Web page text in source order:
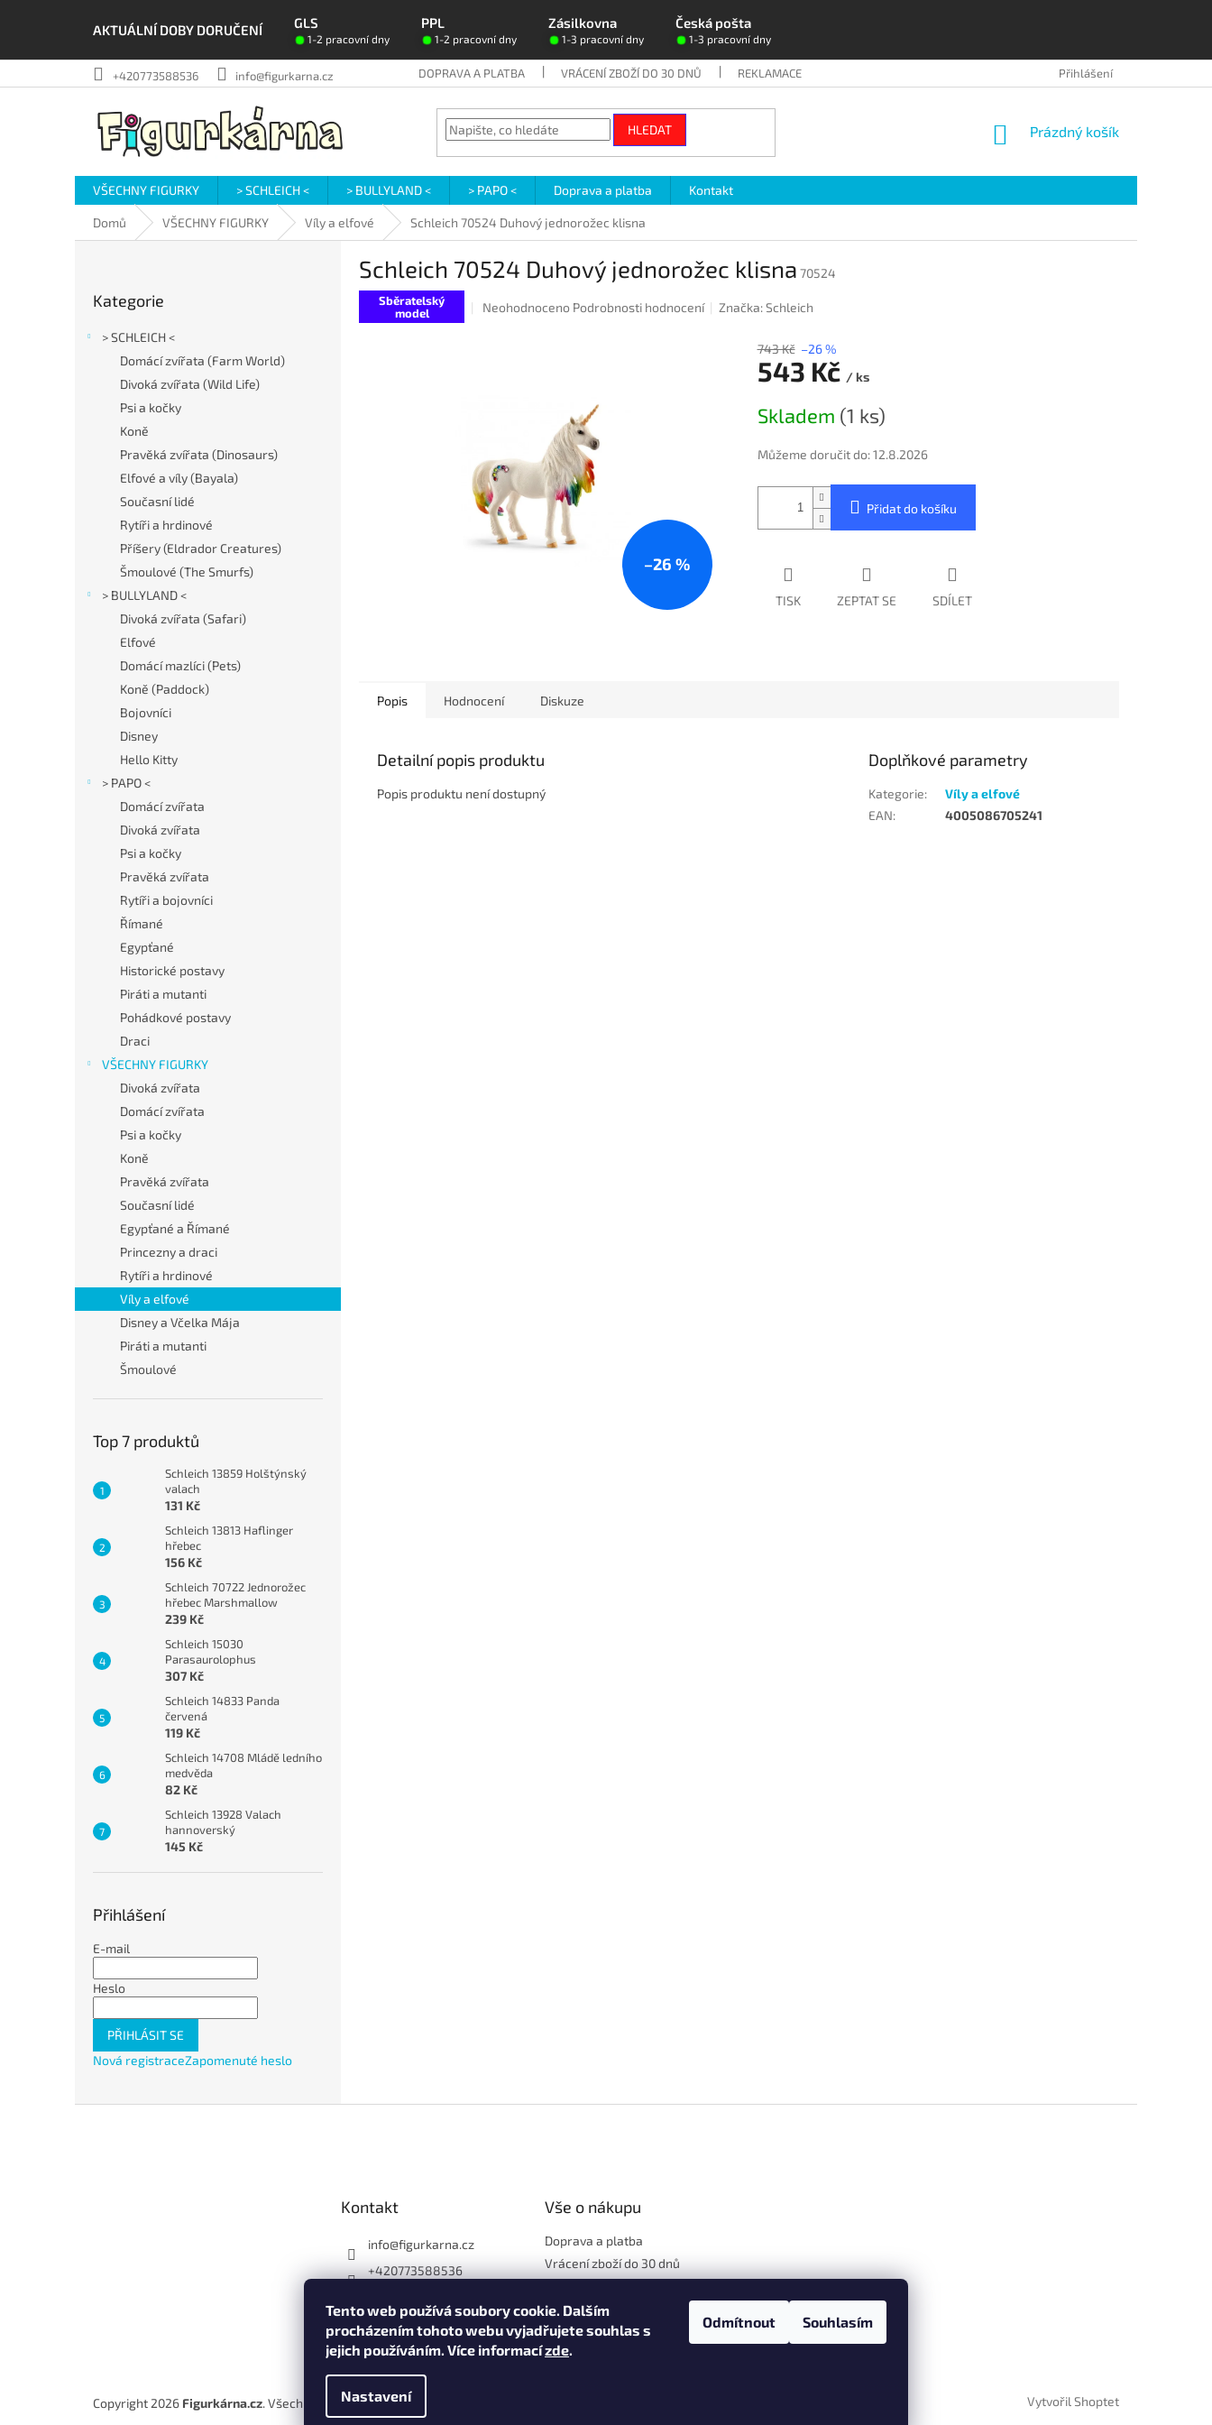
Tento web používá soubory cookie. Dalším
procházením tohoto webu vyjadřujete souhlas s
jejich používáním. Více informacízde.
Nastavení
Odmítnout Souhlasím
AKTUÁLNÍ DOBY DORUČENÍ GLS PPL Zásilkovna Česká pošta
1-2 pracovní dny 1-2 pracovní dny 1-3 pracovní dny 1-3 pracovní dny
+420773588536 info@figurkarna.cz DOPRAVA A PLATBA VRÁCENÍ ZBOŽÍ DO 30 DNŮ REKLAMACE OCHRANA OSOBNÍCH ÚDAJŮ
Přihlášení
HLEDAT
NÁKUPNÍ
Prázdný košík
VŠECHNY FIGURKY > SCHLEICH < > BULLYLAND < > PAPO < Doprava a platba Kontakt
Domů VŠECHNY FIGURKY Víly a elfové Schleich 70524 Duhový jednorožec klisna
kategorie
Kategorie
> SCHLEICH <
Domácí zvířata (Farm World)
Divoká zvířata (Wild Life)
Psi a kočky
Koně
Pravěká zvířata (Dinosaurs)
Elfové a víly (Bayala)
Současní lidé
Rytíři a hrdinové
Příšery (Eldrador Creatures)
Šmoulové (The Smurfs)
> BULLYLAND <
Divoká zvířata (Safari)
Elfové
Domácí mazlíci (Pets)
Koně (Paddock)
Bojovníci
Disney
Hello Kitty
> PAPO <
Domácí zvířata
Divoká zvířata
Psi a kočky
Pravěká zvířata
Rytíři a bojovníci
Římané
Egypťané
Historické postavy
Piráti a mutanti
Pohádkové postavy
Draci
VŠECHNY FIGURKY
Divoká zvířata
Domácí zvířata
Psi a kočky
Koně
Pravěká zvířata
Současní lidé
Egypťané a Římané
Princezny a draci
Rytíři a hrdinové
Víly a elfové
Disney a Včelka Mája
Piráti a mutanti
Šmoulové
Top 7 produktů
Schleich 13859 Holštýnský
valach
131 Kč
Schleich 13813 Haflinger
hřebec
156 Kč
Schleich 70722 Jednorožec
hřebec Marshmallow
239 Kč
Schleich 15030
Parasaurolophus
307 Kč
Schleich 14833 Panda
červená
119 Kč
Schleich 14708 Mládě ledního
medvěda
82 Kč
Schleich 13928 Valach
hannoverský
145 Kč
Přihlášení
E-mail
Heslo
PŘIHLÁSIT SE
Nová registraceZapomenuté heslo
Schleich 70524 Duhový jednorožec klisna 70524
Sběratelský
model
Průměrné
Neohodnoceno Podrobnosti hodnocení Značka:Schleich
–26 %
743 Kč –26 %
543 Kč / ks
cena:
Skladem (1 ks)
Můžeme doručit do: 12.8.2026
Přidat do košíku
TISK ZEPTAT SE SDÍLET
Popis Hodnocení Diskuze
Detailní popis produktu
Popis produktu není dostupný
Doplňkové parametry
Kategorie:
Víly a elfové
EAN: 4005086705241
Kontakt
info@figurkarna.cz
+420773588536
Vše o nákupu
Doprava a platba
Vrácení zboží do 30 dnů
Obchodní podmínky
Ochrana osobních údajů
Vytvořil Shoptet
Copyright 2026 Figurkárna.cz. Všechna práva vyhrazena.